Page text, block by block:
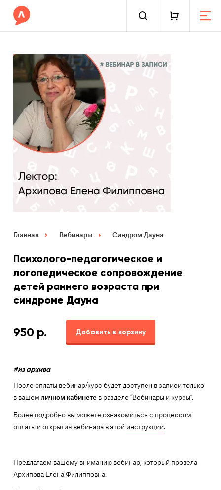
Главная Вебинары Синдром Дауна
Психолого-педагогическое и
логопедическое сопровождение
детей раннего возраста при
синдроме Дауна
950 р. Добавить в корзину
#из архива
После оплаты вебинар/курс будет доступен в записи только
в вашем личном кабинете в разделе “Вебинары и курсы”.
Более подробно вы можете ознакомиться с процессом
оплаты и открытия вебинара в этой инструкции.
Предлагаем вашему вниманию вебинар, который провела
Архипова Елена Филипповна.